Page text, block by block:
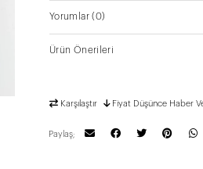
Yorumlar(0)
Ürün Önerileri
Karşılaştır Fiyat Düşünce Haber
Paylaş;